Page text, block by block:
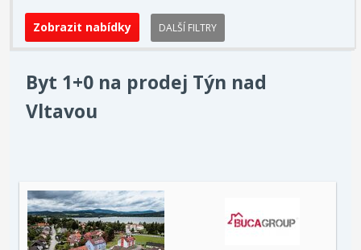
DALŠÍ FILTRY
Byt 1+0 na prodej Týn nad
Vltavou